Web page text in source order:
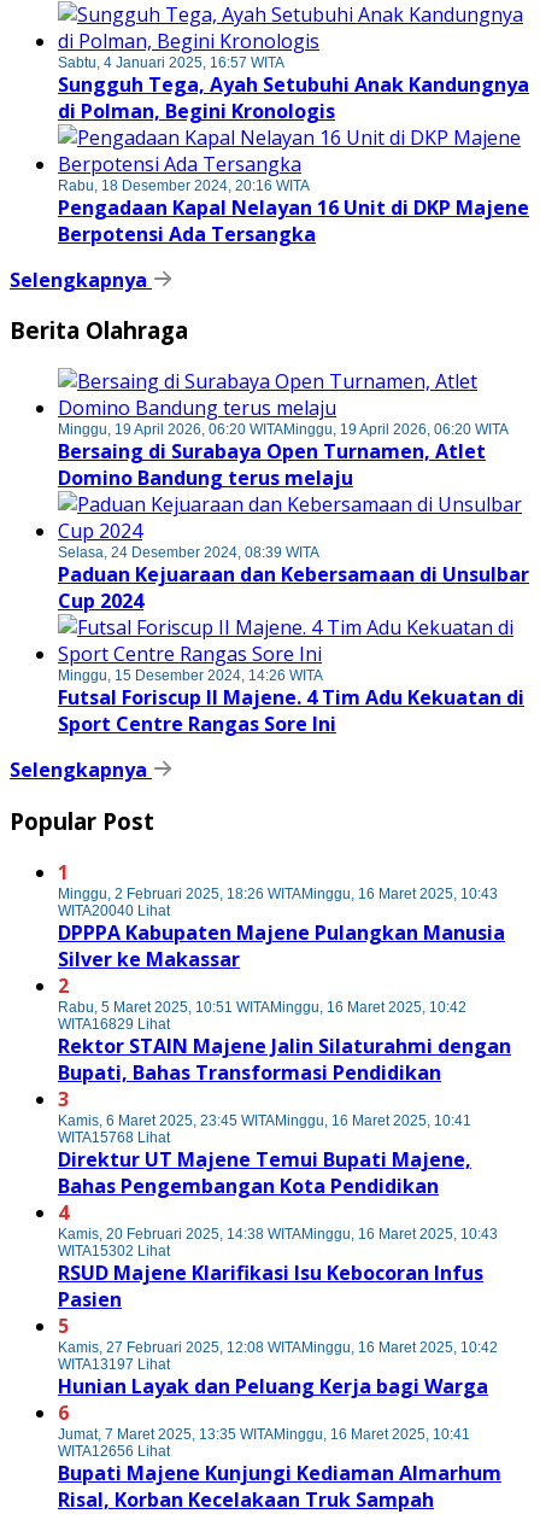
Sabtu, 4 Januari 2025, 16:57 WITA
Sungguh Tega, Ayah Setubuhi Anak Kandungnya
di Polman, Begini Kronologis
Rabu, 18 Desember 2024, 20:16 WITA
Pengadaan Kapal Nelayan 16 Unit di DKP Majene
Berpotensi Ada Tersangka
Selengkapnya
Berita Olahraga
Minggu, 19 April 2026, 06:20 WITAMinggu, 19 April 2026, 06:20 WITA
Bersaing di Surabaya Open Turnamen, Atlet
Domino Bandung terus melaju
Selasa, 24 Desember 2024, 08:39 WITA
Paduan Kejuaraan dan Kebersamaan di Unsulbar
Cup 2024
Minggu, 15 Desember 2024, 14:26 WITA
Futsal Foriscup II Majene. 4 Tim Adu Kekuatan di
Sport Centre Rangas Sore Ini
Selengkapnya
Popular Post
1
Minggu, 2 Februari 2025, 18:26 WITAMinggu, 16 Maret 2025, 10:43
WITA20040 Lihat
DPPPA Kabupaten Majene Pulangkan Manusia
Silver ke Makassar
2
Rabu, 5 Maret 2025, 10:51 WITAMinggu, 16 Maret 2025, 10:42
WITA16829 Lihat
Rektor STAIN Majene Jalin Silaturahmi dengan
Bupati, Bahas Transformasi Pendidikan
3
Kamis, 6 Maret 2025, 23:45 WITAMinggu, 16 Maret 2025, 10:41
WITA15768 Lihat
Direktur UT Majene Temui Bupati Majene,
Bahas Pengembangan Kota Pendidikan
4
Kamis, 20 Februari 2025, 14:38 WITAMinggu, 16 Maret 2025, 10:43
WITA15302 Lihat
RSUD Majene Klarifikasi Isu Kebocoran Infus
Pasien
5
Kamis, 27 Februari 2025, 12:08 WITAMinggu, 16 Maret 2025, 10:42
WITA13197 Lihat
Hunian Layak dan Peluang Kerja bagi Warga
6
Jumat, 7 Maret 2025, 13:35 WITAMinggu, 16 Maret 2025, 10:41
WITA12656 Lihat
Bupati Majene Kunjungi Kediaman Almarhum
Risal, Korban Kecelakaan Truk Sampah